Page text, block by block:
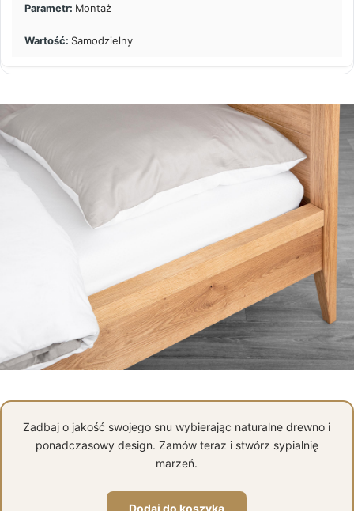
Montaż
Samodzielny
Zadbaj o jakość swojego snu wybierając naturalne drewno i
ponadczasowy design. Zamów teraz i stwórz sypialnię
marzeń.